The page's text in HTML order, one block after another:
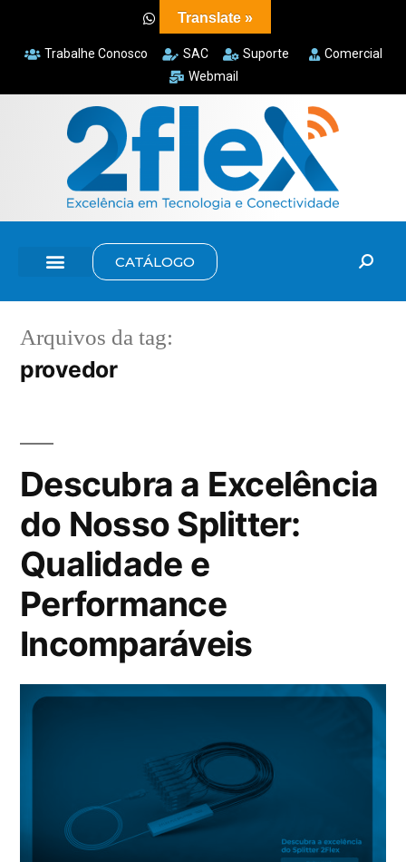
Trabalhe Conosco SAC Suporte
Comercial
Webmail
CATÁLOGO
Arquivos da tag:
provedor
Descubra a Excelência
do Nosso Splitter:
Qualidade e
Performance
Incomparáveis
Translate »